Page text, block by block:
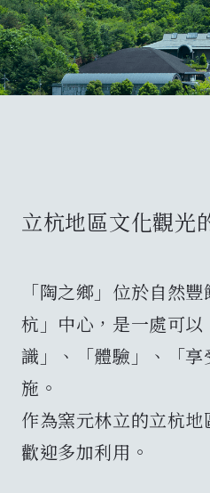
兵庫陶藝美術館
窯爐與燒製
窯元一覽
Archive
可持續發展
News & Information
立杭地區文化觀光
「陶之鄉」位於自然
杭」中心，是一處可
識」、「體驗」、「
施。
作為窯元林立的立杭地
歡迎多加利用。